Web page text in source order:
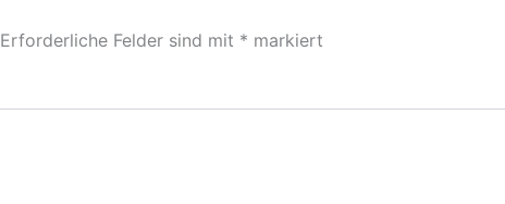
Erforderliche Felder sind mit * markiert